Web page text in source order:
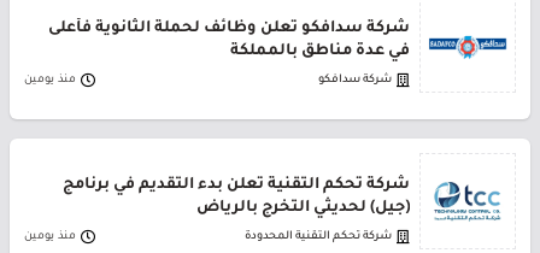
شركة سدافكو تعلن وظائف لحملة الثانوية فأعلى
في عدة مناطق بالمملكة
شركة سدافكو منذ يومين
شركة تحكم التقنية تعلن بدء التقديم في برنامج
(جيل) لحديثي التخرج بالرياض
شركة تحكم التقنية المحدودة منذ يومين